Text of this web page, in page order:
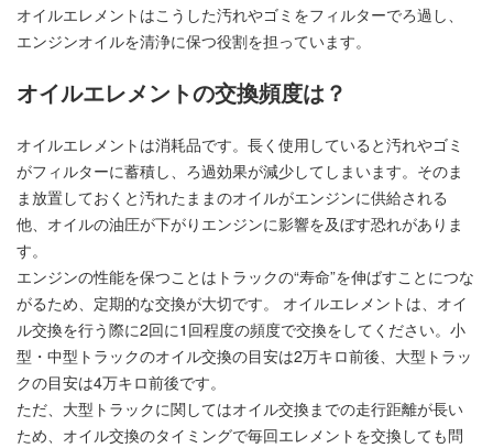
オイルエレメントはこうした汚れやゴミをフィルターでろ過し、
エンジンオイルを清浄に保つ役割を担っています。
オイルエレメントの交換頻度は？
オイルエレメントは消耗品です。長く使用していると汚れやゴミ
がフィルターに蓄積し、ろ過効果が減少してしまいます。そのま
ま放置しておくと汚れたままのオイルがエンジンに供給される
他、オイルの油圧が下がりエンジンに影響を及ぼす恐れがありま
す。
エンジンの性能を保つことはトラックの“寿命”を伸ばすことにつな
がるため、定期的な交換が大切です。 オイルエレメントは、オイ
ル交換を行う際に2回に1回程度の頻度で交換をしてください。小
型・中型トラックのオイル交換の目安は2万キロ前後、大型トラッ
クの目安は4万キロ前後です。
ただ、大型トラックに関してはオイル交換までの走行距離が長い
ため、オイル交換のタイミングで毎回エレメントを交換しても問